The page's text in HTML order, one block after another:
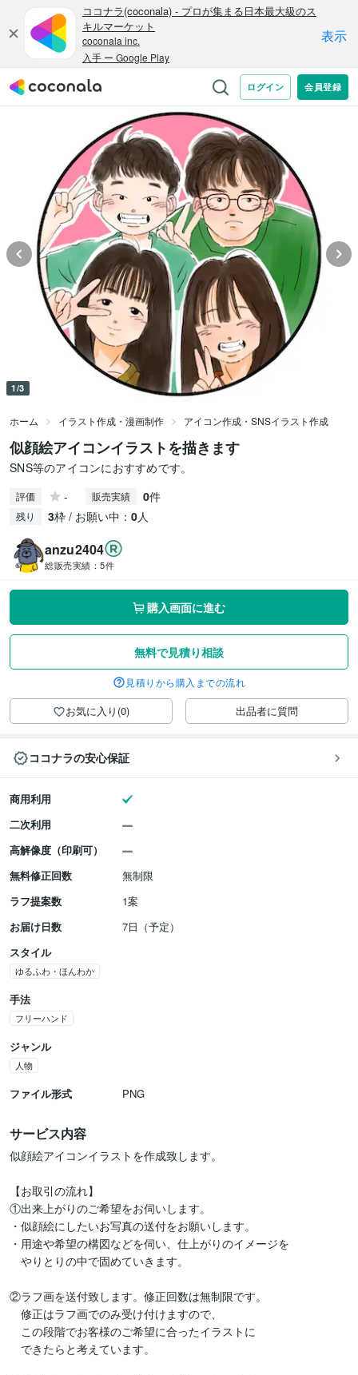
1/3
ホーム イラスト作成・漫画制作 アイコン作成・SNSイラスト作成
似顔絵アイコンイラストを描きます
SNS等のアイコンにおすすめです。
評価 - 販売実績 0件
残り 3枠 / お願い中： 0人
anzu2404
総販売実績： 5件
購入画面に進む
無料で見積り相談
見積りから購入までの流れ
お気に入り(0) 出品者に質問
ココナラの安心保証
商用利用
二次利用
高解像度（印刷可）
無料修正回数
無制限
ラフ提案数
1案
お届け日数
7日（予定）
スタイル
ゆるふわ・ほんわか
手法
フリーハンド
ジャンル
人物
ファイル形式 PNG
サービス内容
似顔絵アイコンイラストを作成致します。
【お取引の流れ】
①出来上がりのご希望をお伺いします。
・似顔絵にしたいお写真の送付をお願いします。
・用途や希望の構図などを伺い、仕上がりのイメージを
やりとりの中で固めていきます。
②ラフ画を送付致します。修正回数は無制限です。
修正はラフ画でのみ受け付けますので、
この段階でお客様のご希望に合ったイラストに
できたらと考えています。